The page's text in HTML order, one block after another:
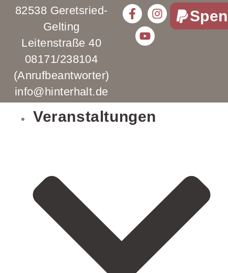
82538 Geretsried-
Gelting
Leitenstraße 40
08171/238104
(Anrufbeantworter)
info@hinterhalt.de
Veranstaltungen